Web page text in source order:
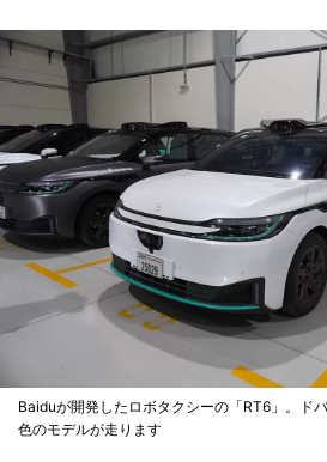
Baiduが開発したロボタクシーの「RT6」。ド
色のモデルが走ります